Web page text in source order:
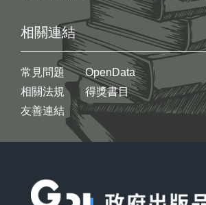
相關連結
常見問題
相關法規
友善連結
OpenData
得獎書目